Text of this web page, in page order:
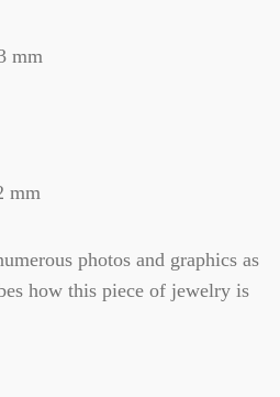
mm
mm
photos and graphics as
how this piece of jewelry is